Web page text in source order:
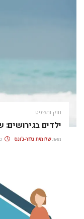
חוק ומשפט
ילדים בגירושים:
מאת שלומית גלזר-ג'ונס